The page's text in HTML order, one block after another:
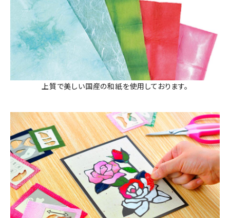
上質で美しい国産の和紙を使用しております。